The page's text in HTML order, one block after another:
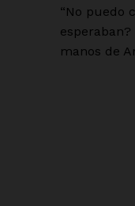
“No puedo
manos de